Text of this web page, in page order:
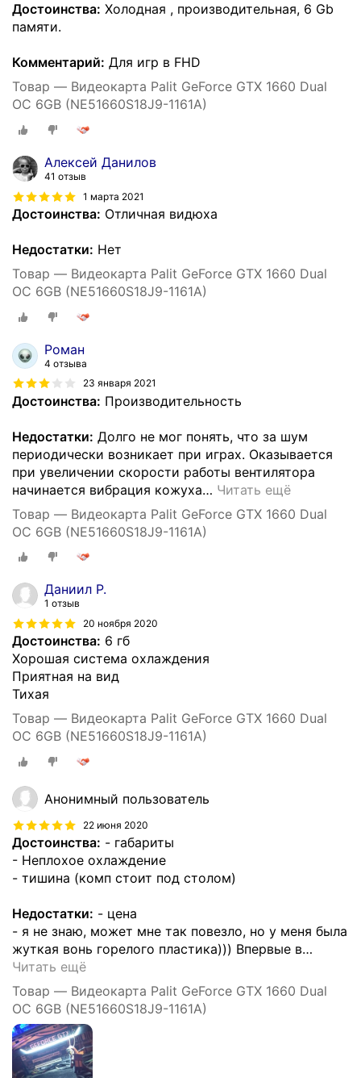
Достоинства: Холодная , производительная, 6 Gb
памяти.
Комментарий: Для игр в FHD
Товар — Видеокарта Palit GeForce GTX 1660 Dual
OC 6GB (NE51660S18J9-1161A)
Алексей Данилов
41 отзыв
1 марта 2021
Достоинства: Отличная видюха
Недостатки: Нет
Товар — Видеокарта Palit GeForce GTX 1660 Dual
OC 6GB (NE51660S18J9-1161A)
Роман
4 отзыва
23 января 2021
Достоинства: Производительность
Недостатки: Долго не мог понять, что за шум
периодически возникает при играх. Оказывается
при увеличении скорости работы вентилятора
начинается вибрация кожуха… Читать ещё
Товар — Видеокарта Palit GeForce GTX 1660 Dual
OC 6GB (NE51660S18J9-1161A)
Даниил Р.
1 отзыв
20 ноября 2020
Достоинства: 6 гб
Хорошая система охлаждения
Приятная на вид
Тихая
Товар — Видеокарта Palit GeForce GTX 1660 Dual
OC 6GB (NE51660S18J9-1161A)
Анонимный пользователь
22 июня 2020
Достоинства: - габариты
- Неплохое охлаждение
- тишина (комп стоит под столом)
Недостатки: - цена
- я не знаю, может мне так повезло, но у меня была
жуткая вонь горелого пластика))) Впервые в…
Читать ещё
Товар — Видеокарта Palit GeForce GTX 1660 Dual
OC 6GB (NE51660S18J9-1161A)